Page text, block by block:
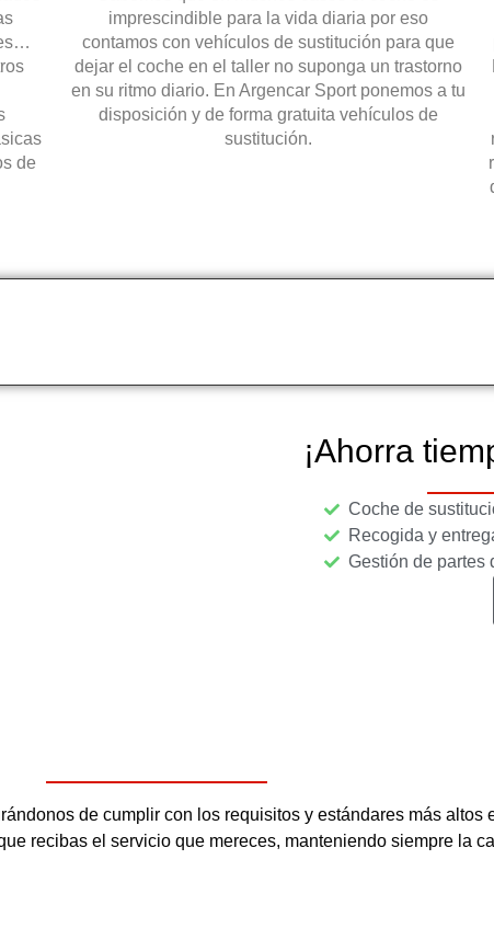
de
imprescindible para la vida diaria por eso
contamos con vehículos de sustitución para que
dejar el coche en el taller no suponga un trastorno
en su ritmo diario. En Argencar Sport ponemos a tu
disposición y de forma gratuita vehículos de
sustitución.
¡Ahorra
Coche de
Recogida y
Gestión de partes
de cumplir con los requisitos y estándares más altos
recibas el servicio que mereces, manteniendo siempre la